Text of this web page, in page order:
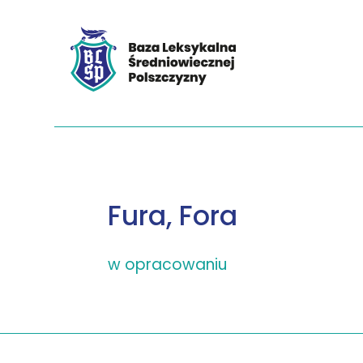
Fura, Fora
w opracowaniu